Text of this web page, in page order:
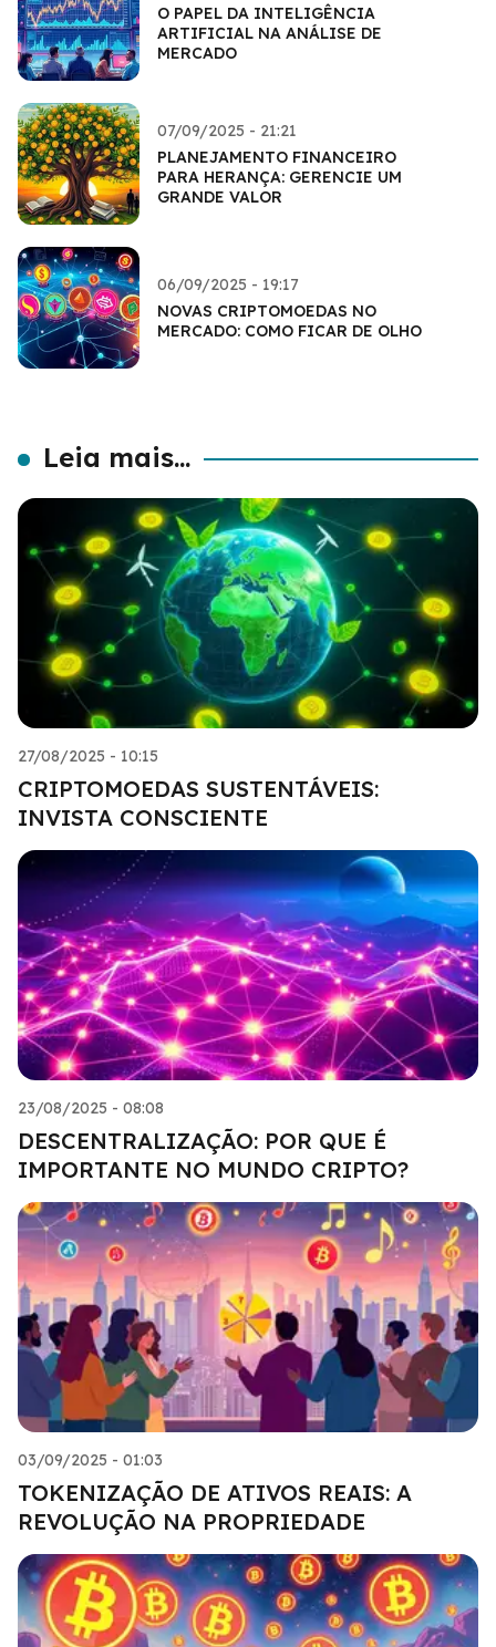
O PAPEL DA INTELIGÊNCIA
ARTIFICIAL NA ANÁLISE DE
MERCADO
07/09/2025 - 21:21
PLANEJAMENTO FINANCEIRO
PARA HERANÇA: GERENCIE UM
GRANDE VALOR
06/09/2025 - 19:17
NOVAS CRIPTOMOEDAS NO
MERCADO: COMO FICAR DE OLHO
Leia mais...
27/08/2025 - 10:15
CRIPTOMOEDAS SUSTENTÁVEIS:
INVISTA CONSCIENTE
23/08/2025 - 08:08
DESCENTRALIZAÇÃO: POR QUE É
IMPORTANTE NO MUNDO CRIPTO?
03/09/2025 - 01:03
TOKENIZAÇÃO DE ATIVOS REAIS: A
REVOLUÇÃO NA PROPRIEDADE